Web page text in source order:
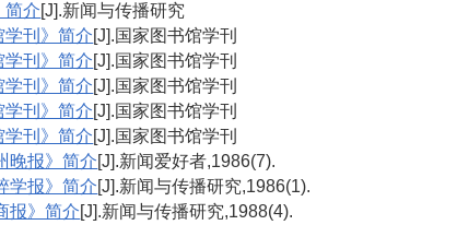
简介[J].新闻与传播研究
学刊》简介[J].国家图书馆学刊
学刊》简介[J].国家图书馆学刊
学刊》简介[J].国家图书馆学刊
学刊》简介[J].国家图书馆学刊
学刊》简介[J].国家图书馆学刊
晚报》简介[J].新闻爱好者,1986(7).
学报》简介[J].新闻与传播研究,1986(1).
报》简介[J].新闻与传播研究,1988(4).